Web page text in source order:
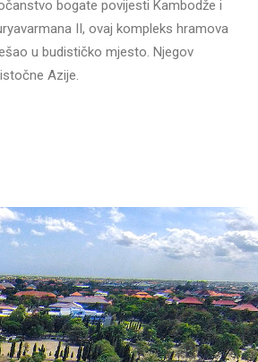
bogate povijesti Kambodže i
II, ovaj kompleks hramova
u budističko mjesto. Njegov
Azije.